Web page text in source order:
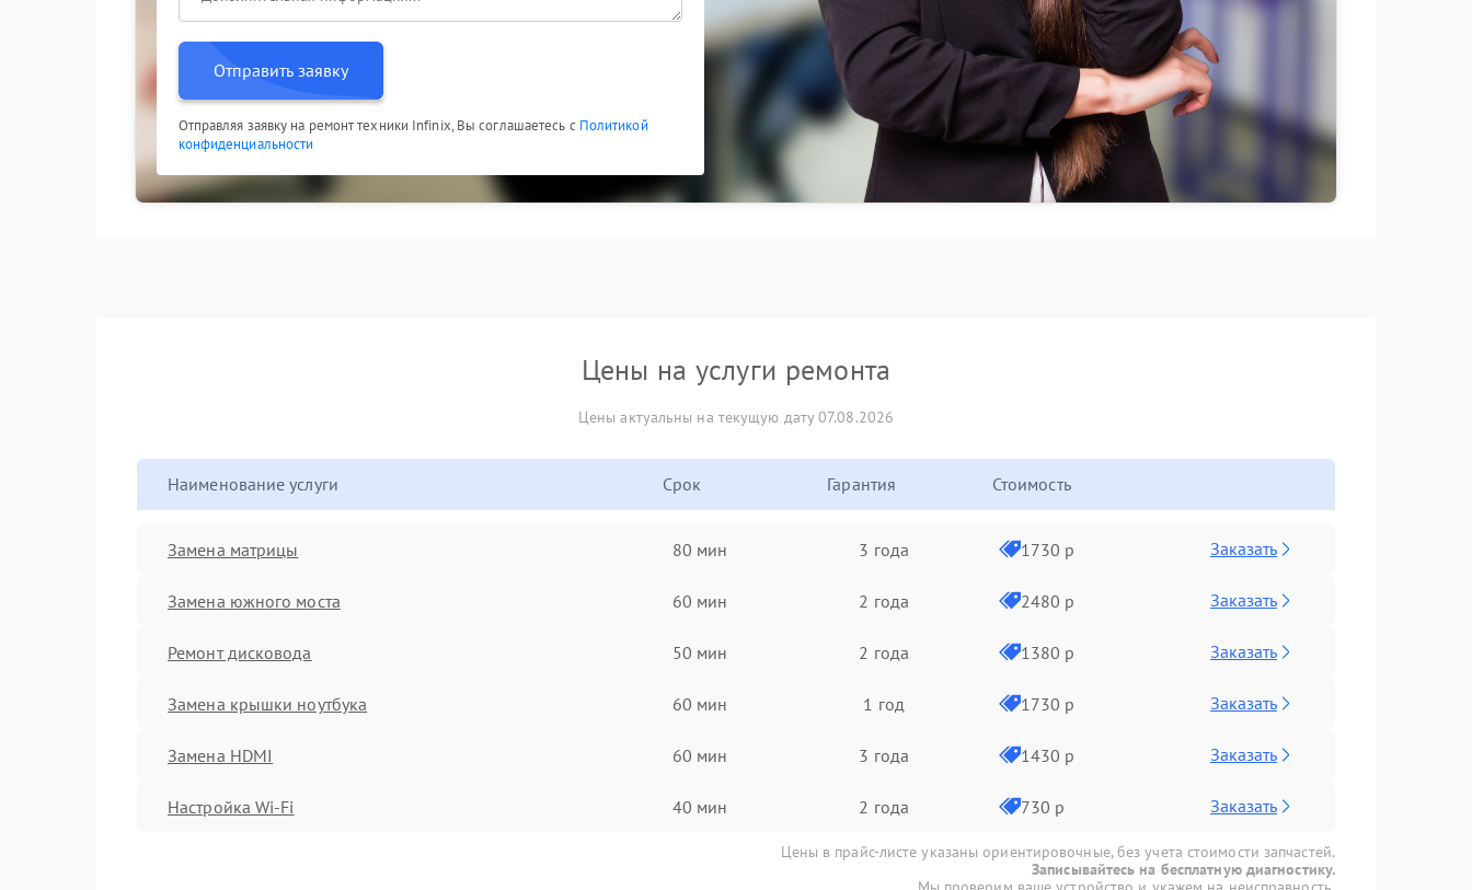
производителя. Восстановленная сетевая карта будет стабильно работать долгие годы.
Отправить заявку
Отправляя заявку на ремонт техники Infinix, Вы соглашаетесь с Политикой
конфиденциальности
Цены на услуги ремонта
Цены актуальны на текущую дату 07.08.2026
Наименование услуги Срок Гарантия Стоимость
Замена матрицы 80 мин 3 года 1730 р Заказать
Замена южного моста 60 мин 2 года 2480 р Заказать
Ремонт дисковода 50 мин 2 года 1380 р Заказать
Замена крышки ноутбука 60 мин 1 год 1730 р Заказать
Замена HDMI 60 мин 3 года 1430 р Заказать
Настройка Wi-Fi 40 мин 2 года 730 р Заказать
Цены в прайс-листе указаны ориентировочные, без учета стоимости запчастей.
Записывайтесь на бесплатную диагностику.